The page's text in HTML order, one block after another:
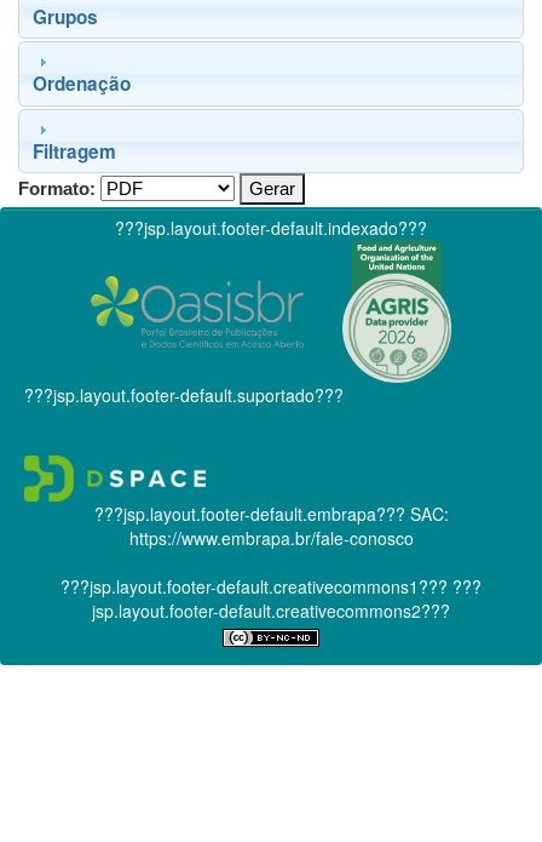
Grupos
Ordenação
Filtragem
Formato:
???jsp.layout.footer-default.indexado???
???jsp.layout.footer-default.suportado???
???jsp.layout.footer-default.embrapa??? SAC:
https://www.embrapa.br/fale-conosco
???jsp.layout.footer-default.creativecommons1??? ???
jsp.layout.footer-default.creativecommons2???